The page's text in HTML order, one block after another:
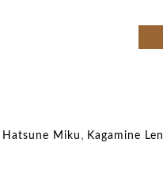
Hatsune Miku , Kagamine Len